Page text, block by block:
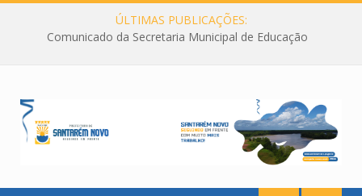
ÚLTIMAS PUBLICAÇÕES:
Comunicado da Secretaria Municipal de Educação